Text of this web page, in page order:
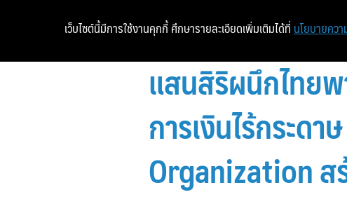
แสนสิริผนึกไทย
การเงินไร้กระด
Organization ส
เว็บไซต์นี้มีการใช้งานคุกกี้ ศึกษารายละเอียดเพิ่มเติมได้ที่ นโยบายคว